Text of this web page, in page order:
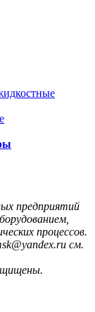
предприятий
процессов.
см.